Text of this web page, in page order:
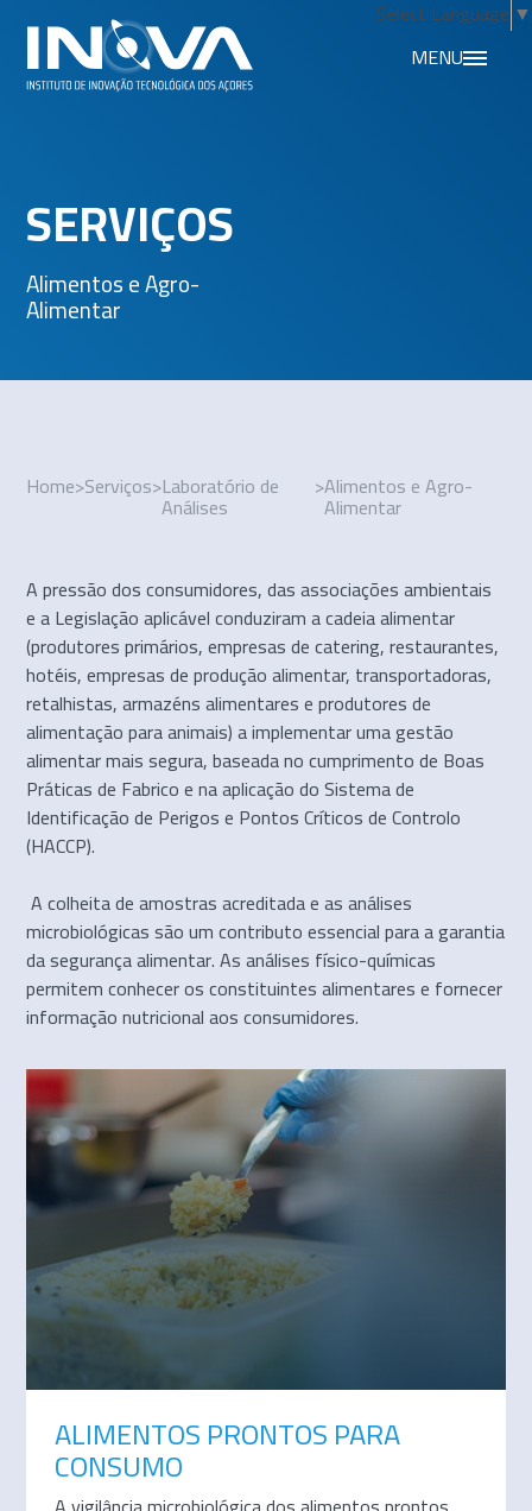
Select Language ▼
MENU
SERVIÇOS
Alimentos e Agro-
Alimentar
Home>Serviços>Laboratório de
Análises
>Alimentos e Agro-
Alimentar
A pressão dos consumidores, das associações ambientais
e a Legislação aplicável conduziram a cadeia alimentar
(produtores primários, empresas de catering, restaurantes,
hotéis, empresas de produção alimentar, transportadoras,
retalhistas, armazéns alimentares e produtores de
alimentação para animais) a implementar uma gestão
alimentar mais segura, baseada no cumprimento de Boas
Práticas de Fabrico e na aplicação do Sistema de
Identificação de Perigos e Pontos Críticos de Controlo
(HACCP).
A colheita de amostras acreditada e as análises
microbiológicas são um contributo essencial para a garantia
da segurança alimentar. As análises físico-químicas
permitem conhecer os constituintes alimentares e fornecer
informação nutricional aos consumidores.
ALIMENTOS PRONTOS PARA
CONSUMO